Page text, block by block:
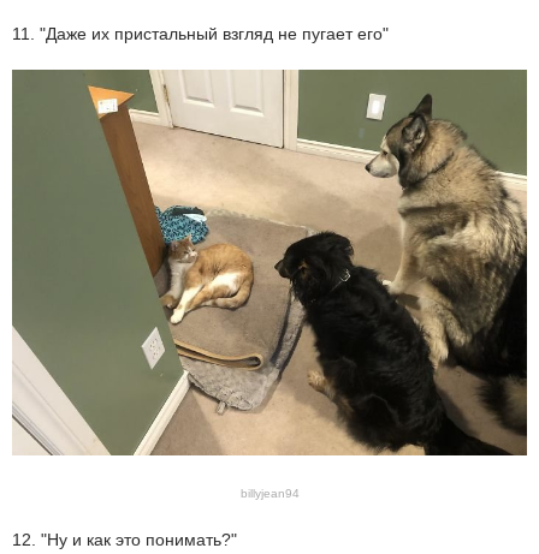
11. "Даже их пристальный взгляд не пугает его"
billyjean94
12. "Ну и как это понимать?"